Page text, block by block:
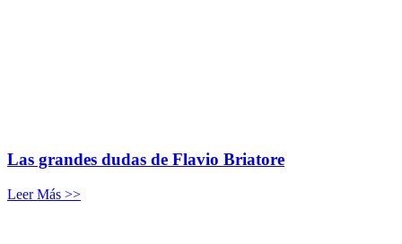
Las grandes dudas de Flavio Briatore
Leer Más >>